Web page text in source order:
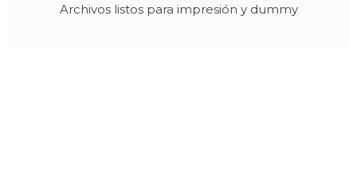
Archivos listos para impresión y dummy